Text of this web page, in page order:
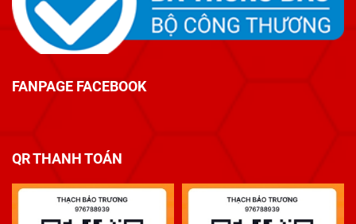
FANPAGE FACEBOOK
QR THANH TOÁN